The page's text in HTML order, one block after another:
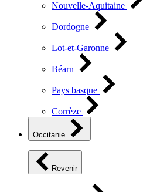
Nouvelle-Aquitaine
Dordogne
Lot-et-Garonne
Béarn
Pays basque
Corrèze
Occitanie
Revenir